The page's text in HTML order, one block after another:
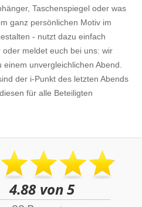
Taschenspiegel oder was
ganz persönlichen Motiv im
- nutzt dazu einfach
oder meldet euch bei uns: wir
unvergleichlichen Abend.
der i-Punkt des letzten Abends
für alle Beteiligten